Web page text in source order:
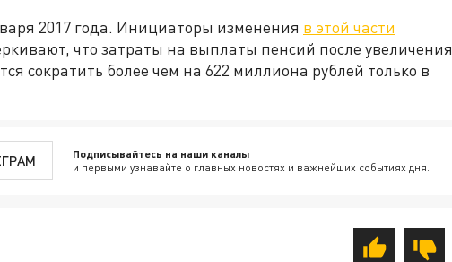
2017 года. Инициаторы изменения в этой части
что затраты на выплаты пенсий после увеличения
сократить более чем на 622 миллиона рублей только в
Подписывайтесь на наши каналы
и первыми узнавайте о главных новостях и важнейших событиях дня.